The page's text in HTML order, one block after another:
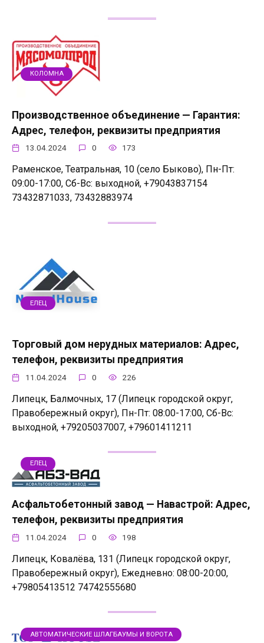
КОЛОМНА
Производственное объединение — Гарантия:
Адрес, телефон, реквизиты предприятия
13.04.2024 0 173
Раменское, Театральная, 10 (село Быково), Пн-Пт:
09:00-17:00, Сб-Вс: выходной, +79043837154
73432871033, 73432883974
ЕЛЕЦ
Торговый дом нерудных материалов: Адрес,
телефон, реквизиты предприятия
11.04.2024 0 226
Липецк, Балмочных, 17 (Липецк городской округ,
Правобережный округ), Пн-Пт: 08:00-17:00, Сб-Вс:
выходной, +79205037007, +79601411211
ЕЛЕЦ
Асфальтобетонный завод — Навастрой: Адрес,
телефон, реквизиты предприятия
11.04.2024 0 198
Липецк, Ковалёва, 131 (Липецк городской округ,
Правобережный округ), Ежедневно: 08:00-20:00,
+79805413512 74742555680
АВТОМАТИЧЕСКИЕ ШЛАГБАУМЫ И ВОРОТА